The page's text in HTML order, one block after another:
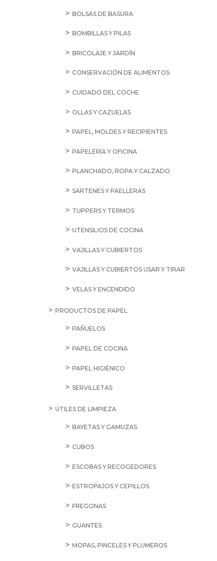
BOLSAS DE BASURA
BOMBILLAS Y PILAS
BRICOLAJE Y JARDÍN
CONSERVACIÓN DE ALIMENTOS
CUIDADO DEL COCHE
OLLAS Y CAZUELAS
PAPEL, MOLDES Y RECIPIENTES
PAPELERÍA Y OFICINA
PLANCHADO, ROPA Y CALZADO
SARTENES Y PAELLERAS
TUPPERS Y TERMOS
UTENSILIOS DE COCINA
VAJILLAS Y CUBIERTOS
VAJILLAS Y CUBIERTOS USAR Y TIRAR
VELAS Y ENCENDIDO
PRODUCTOS DE PAPEL
PAÑUELOS
PAPEL DE COCINA
PAPEL HIGIÉNICO
SERVILLETAS
ÚTILES DE LIMPIEZA
BAYETAS Y GAMUZAS
CUBOS
ESCOBAS Y RECOGEDORES
ESTROPAJOS Y CEPILLOS
FREGONAS
GUANTES
MOPAS, PINCELES Y PLUMEROS